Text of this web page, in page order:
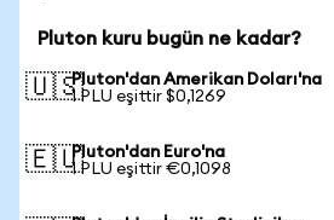
Pluton kuru bugün ne kadar?
🇺🇸Pluton'dan Amerikan Doları'na
1 PLU eşittir $0,1269
🇪🇺Pluton'dan Euro'na
1 PLU eşittir €0,1098